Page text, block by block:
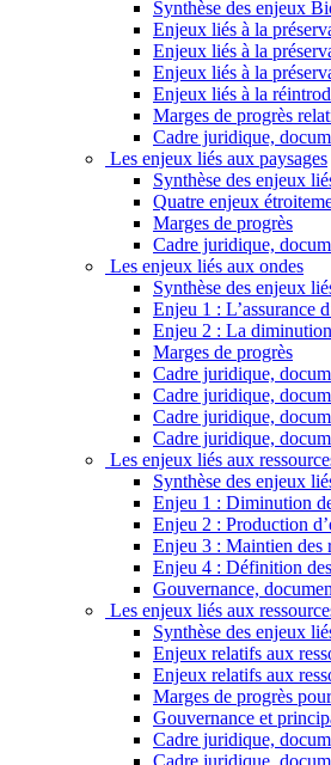
Synthèse des enjeux
Enjeux liés à la
Enjeux liés à la
Enjeux liés à la
Enjeux liés à la
Marges de progrès
Cadre juridique,
Les enjeux liés aux paysages
Synthèse des enjeux
Quatre enjeux
Marges de progrès
Cadre juridique,
Les enjeux liés aux ondes
Synthèse des enjeux
Enjeu 1 : L’assurance
Enjeu 2 : La
Marges de progrès
Cadre juridique,
Cadre juridique,
Cadre juridique,
Cadre juridique,
Les enjeux liés aux
Synthèse des enjeux
Enjeu 1 : Diminution
Enjeu 2 : Production
Enjeu 3 : Maintien des
Enjeu 4 : Définition
Gouvernance,
Les enjeux liés aux
Synthèse des enjeux
Enjeux relatifs aux
Enjeux relatifs aux
Marges de progrès
Gouvernance et
Cadre juridique,
Cadre juridique,